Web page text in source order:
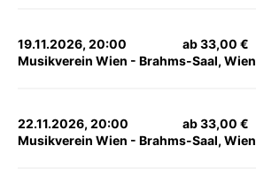
19.11.2026, 20:00
Musikverein Wien - Brahms-Saal, Wien
ab 33,00 €
22.11.2026, 20:00
Musikverein Wien - Brahms-Saal, Wien
ab 33,00 €